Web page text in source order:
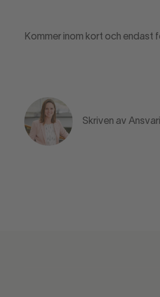
Kommer inom kort och endast
Skriven av